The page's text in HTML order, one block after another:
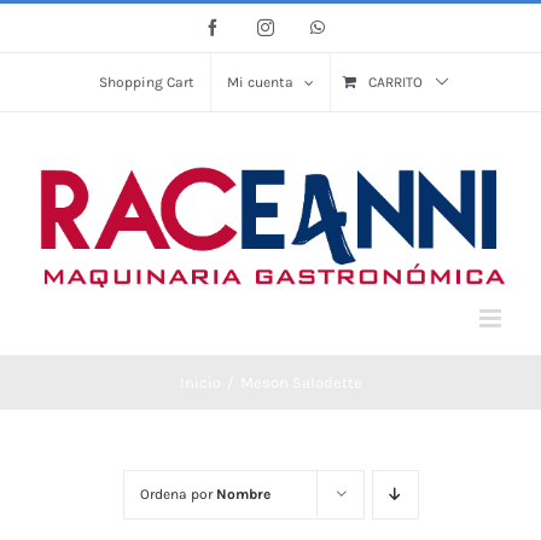
FacebookInstagramWhatsApp
Shopping Cart Mi cuenta CARRITO
Ordena por Nombre